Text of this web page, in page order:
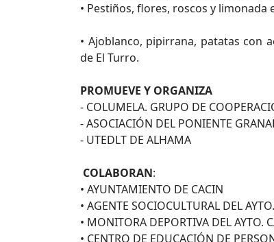
• Pestiños, flores, roscos y limonada
• Ajoblanco, pipirrana, patatas con
de El Turro.
PROMUEVE Y ORGANIZA
- COLUMELA. GRUPO DE
- ASOCIACIÓN DEL PONIENTE
- UTEDLT DE ALHAMA
COLABORAN:
• AYUNTAMIENTO DE CACIN
• AGENTE SOCIOCULTURAL DEL
• MONITORA DEPORTIVA DEL AYTO.
• CENTRO DE EDUCACIÓN DE